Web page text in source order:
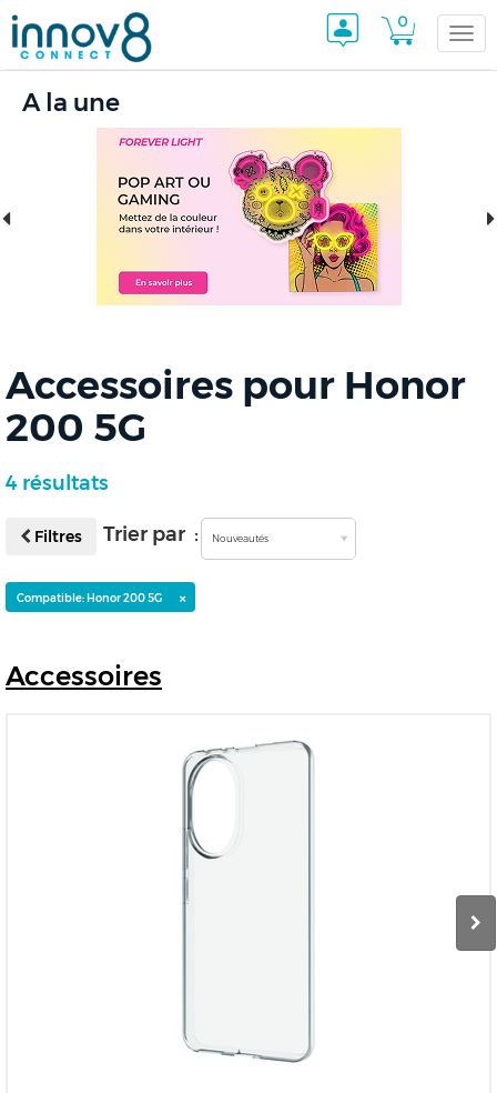
0
A la une
Accessoires pour Honor
200 5G
4 résultats
Filtres Trier par : Nouveautés
Compatible: Honor 200 5G ×
Accessoires